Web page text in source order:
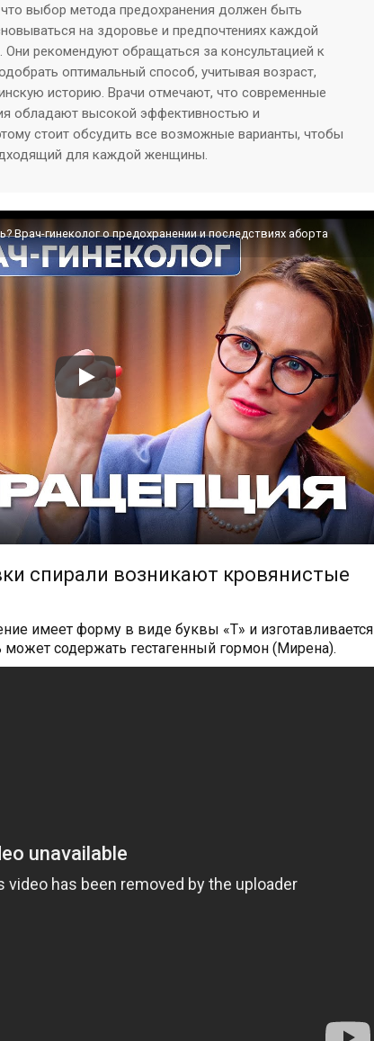
выбор метода предохранения должен быть
на здоровье и предпочтениях каждой
рекомендуют обращаться за консультацией к
оптимальный способ, учитывая возраст,
историю. Врачи отмечают, что современные
обладают высокой эффективностью и
стоит обсудить все возможные варианты, чтобы
для каждой женщины.
Врач-гинеколог о предохранении и последствиях аборта
спирали возникают кровянистые
имеет форму в виде буквы «Т» и изготавливается
может содержать гестагенный гормон (Мирена).